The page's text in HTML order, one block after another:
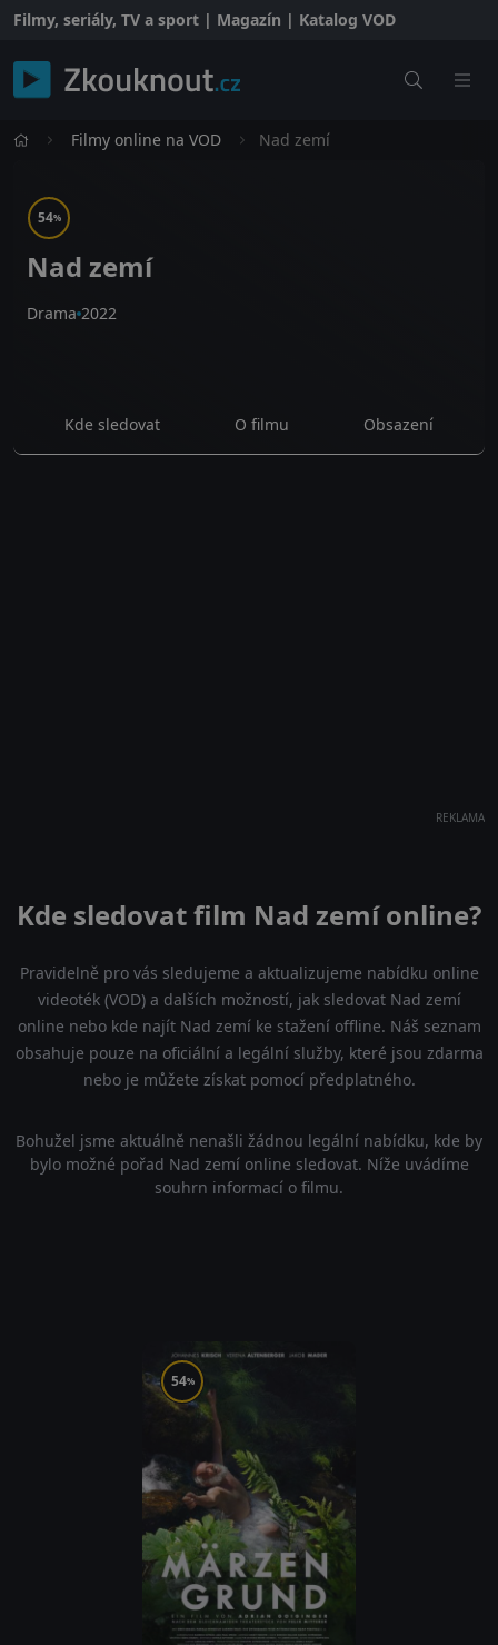
Filmy, seriály, TV a sport | Magazín | Katalog VOD
Filmy online na VOD Nad zemí
54%
Nad zemí
Drama 2022
Kde sledovat O filmu Obsazení
REKLAMA
Kde sledovat film Nad zemí online?
Pravidelně pro vás sledujeme a aktualizujeme nabídku online
videoték (VOD) a dalších možností, jak sledovat Nad zemí
online nebo kde najít Nad zemí ke stažení offline. Náš seznam
obsahuje pouze na oficiální a legální služby, které jsou zdarma
nebo je můžete získat pomocí předplatného.
Bohužel jsme aktuálně nenašli žádnou legální nabídku, kde by
bylo možné pořad Nad zemí online sledovat. Níže uvádíme
souhrn informací o filmu.
54%